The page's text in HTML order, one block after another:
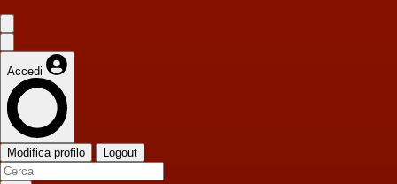
Accedi
Modifica profilo Logout